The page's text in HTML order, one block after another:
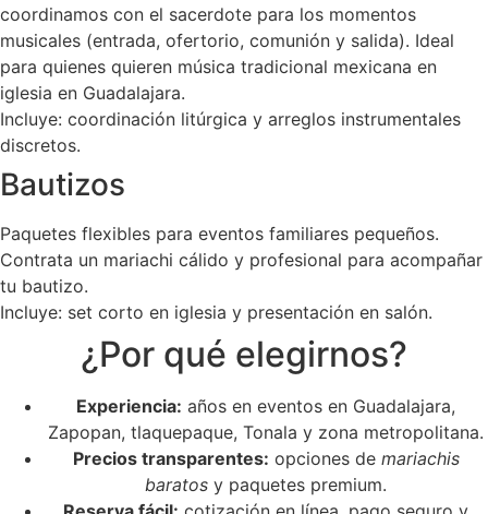
coordinamos con el sacerdote para los momentos
musicales (entrada, ofertorio, comunión y salida). Ideal
para quienes quieren música tradicional mexicana en
iglesia en Guadalajara.
Incluye: coordinación litúrgica y arreglos instrumentales
discretos.
Bautizos
Paquetes flexibles para eventos familiares pequeños.
Contrata un mariachi cálido y profesional para acompañar
tu bautizo.
Incluye: set corto en iglesia y presentación en salón.
¿Por qué elegirnos?
Experiencia: años en eventos en Guadalajara,
Zapopan, tlaquepaque, Tonala y zona metropolitana.
Precios transparentes: opciones de mariachis
baratos y paquetes premium.